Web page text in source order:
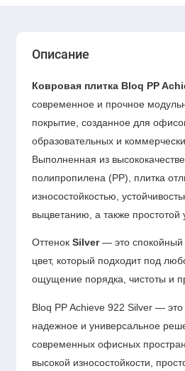
Описание
Ковровая плитка Bloq PP
современное и прочное
покрытие, созданное для
образовательных и
Выполненная из
полипропилена (PP), плитка
износостойкостью,
выцветанию, а также простотой
Оттенок Silver— это спокойный
цвет, который подходит под
ощущение порядка, чистоты и
Bloq PP Achieve 922 Silver — это
надежное и универсальное
современных офисных
высокой износостойкости,